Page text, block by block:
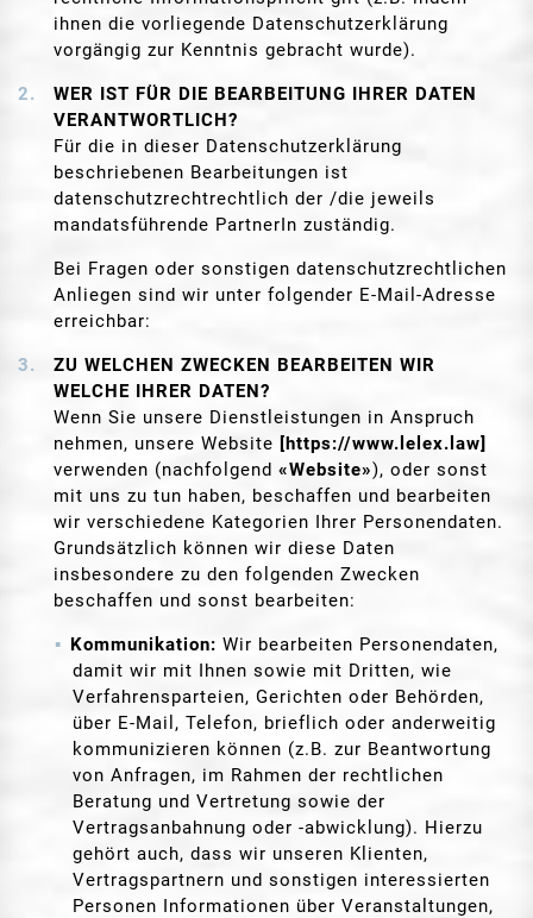
ihnen die vorliegende Datenschutzerklärung
vorgängig zur Kenntnis gebracht wurde).
WER IST FÜR DIE BEARBEITUNG IHRER DATEN
VERANTWORTLICH?
Für die in dieser Datenschutzerklärung
beschriebenen Bearbeitungen ist
datenschutzrechtrechtlich der /die jeweils
mandatsführende PartnerIn zuständig.
Bei Fragen oder sonstigen datenschutzrechtlichen
Anliegen sind wir unter folgender E-Mail-Adresse
erreichbar:
ZU WELCHEN ZWECKEN BEARBEITEN WIR
WELCHE IHRER DATEN?
Wenn Sie unsere Dienstleistungen in Anspruch
nehmen, unsere Website [https://www.lelex.law]
verwenden (nachfolgend «Website»), oder sonst
mit uns zu tun haben, beschaffen und bearbeiten
wir verschiedene Kategorien Ihrer Personendaten.
Grundsätzlich können wir diese Daten
insbesondere zu den folgenden Zwecken
beschaffen und sonst bearbeiten:
Kommunikation: Wir bearbeiten Personendaten,
damit wir mit Ihnen sowie mit Dritten, wie
Verfahrensparteien, Gerichten oder Behörden,
über E-Mail, Telefon, brieflich oder anderweitig
kommunizieren können (z.B. zur Beantwortung
von Anfragen, im Rahmen der rechtlichen
Beratung und Vertretung sowie der
Vertragsanbahnung oder -abwicklung). Hierzu
gehört auch, dass wir unseren Klienten,
Vertragspartnern und sonstigen interessierten
Personen Informationen über Veranstaltungen,